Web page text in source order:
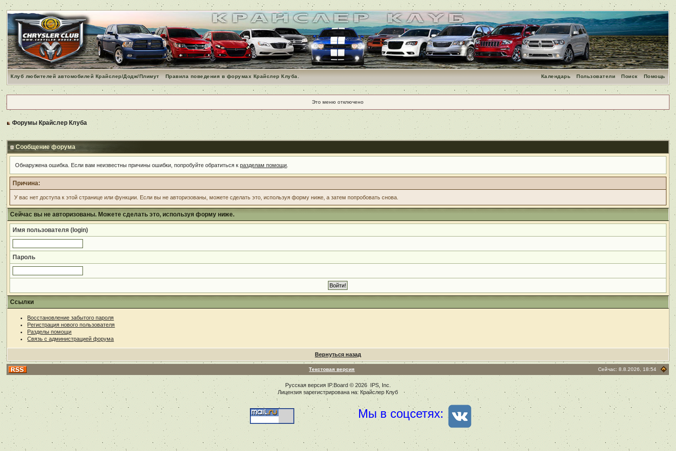
Клуб любителей автомобилей Крайслер/Додж/Плимут Правила поведения в форумах Крайслер Клуба. Помощь
Поиск
Пользователи
Календарь
Это меню отключено
Форумы Крайслер Клуба
Сообщение форума
Обнаружена ошибка. Если вам неизвестны причины ошибки, попробуйте обратиться кразделам помощи
Причина:
У вас нет доступа к этой странице или функции. Если вы не авторизованы, можете сделать это, используя форму ниже, а затем попробовать снова.
Сейчас вы не авторизованы. Можете сделать это, используя форму ниже.
Имя пользователя (login)
Пароль
Ссылки
Восстановление забытого пароля
Регистрация нового пользователя
Разделы помощи
Связь с администрацией форума
Вернуться назад
Текстовая версия Сейчас: 8.8.2026, 18:54
Русская версия IP.Board© 2026IPS, Inc
Лицензия зарегистрирована на: Крайслер Клуб
Мы в соцсетях: